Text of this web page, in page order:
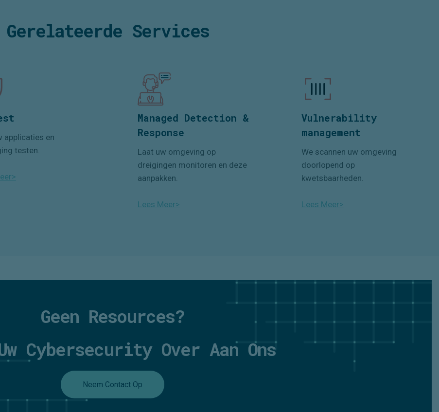
GerelateerdeServices
applicaties en
testen.
Managed Detection &
Response
Laat uw omgeving op
dreigingen monitoren en deze
aanpakken.
Lees Meer>
Vulnerability
management
We scannen uw omgeving
doorlopend op
kwetsbaarheden.
Lees Meer>
Geen Resources?
Cybersecurity Over Aan Ons
Neem Contact Op